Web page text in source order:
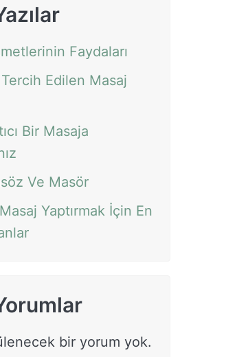
Faydaları
Edilen Masaj
Bir Masaja
Ve Masör
Yaptırmak İçin En
bir yorum yok.